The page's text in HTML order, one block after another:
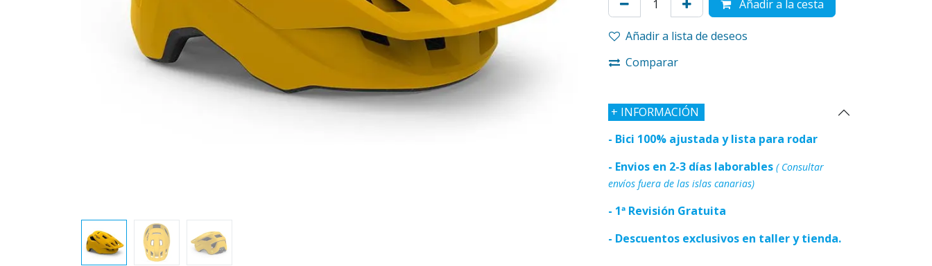
Añadir a la cesta
Añadir a lista de deseos
Comparar
+ INFORMACIÓN
- Bici 100% ajustada y lista para rodar
- Envios en 2-3 días laborables ( Consultar
envíos fuera de las islas canarias)
- 1ª Revisión Gratuita
- Descuentos exclusivos en taller y tienda.